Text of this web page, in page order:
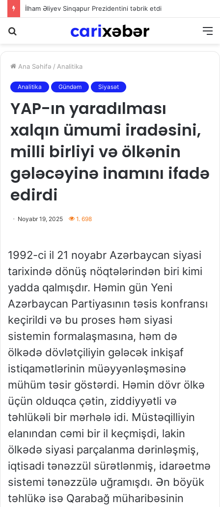
İlham Əliyev Sinqapur Prezidentini təbrik etdi
Ana Səhifə / Analitika
Analitika Gündəm Siyasət
YAP-ın yaradılması
xalqın ümumi iradəsini,
milli birliyi və ölkənin
gələcəyinə inamını ifadə
edirdi
Noyabr 19, 2025 1. 698
1992-ci il 21 noyabr Azərbaycan siyasi
tarixində dönüş nöqtələrindən biri kimi
yadda qalmışdır. Həmin gün Yeni
Azərbaycan Partiyasının təsis konfransı
keçirildi və bu proses həm siyasi
sistemin formalaşmasına, həm də
ölkədə dövlətçiliyin gələcək inkişaf
istiqamətlərinin müəyyənləşməsinə
mühüm təsir göstərdi. Həmin dövr ölkə
üçün olduqca çətin, ziddiyyətli və
təhlükəli bir mərhələ idi. Müstəqilliyin
elanından cəmi bir il keçmişdi, lakin
ölkədə siyasi parçalanma dərinləşmiş,
iqtisadi tənəzzül sürətlənmiş, idarəetmə
sistemi tənəzzülə uğramışdı. Ən böyük
təhlükə isə Qarabağ müharibəsinin